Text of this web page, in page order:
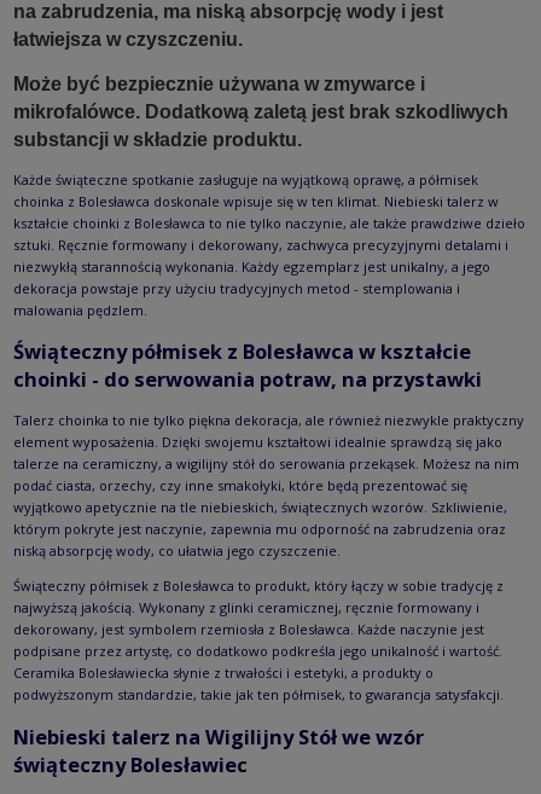
na zabrudzenia, ma niską absorpcję wody i jest
łatwiejsza w czyszczeniu.
Może być bezpiecznie używana w zmywarce i
mikrofalówce. Dodatkową zaletą jest brak szkodliwych
substancji w składzie produktu.
Każde świąteczne spotkanie zasługuje na wyjątkową oprawę, a półmisek
choinka z Bolesławca doskonale wpisuje się w ten klimat. Niebieski talerz w
kształcie choinki z Bolesławca to nie tylko naczynie, ale także prawdziwe dzieło
sztuki. Ręcznie formowany i dekorowany, zachwyca precyzyjnymi detalami i
niezwykłą starannością wykonania. Każdy egzemplarz jest unikalny, a jego
dekoracja powstaje przy użyciu tradycyjnych metod - stemplowania i
malowania pędzlem.
Świąteczny półmisek z Bolesławca w kształcie
choinki - do serwowania potraw, na przystawki
Talerz choinka to nie tylko piękna dekoracja, ale również niezwykle praktyczny
element wyposażenia. Dzięki swojemu kształtowi idealnie sprawdzą się jako
talerze na ceramiczny, a wigilijny stół do serowania przekąsek. Możesz na nim
podać ciasta, orzechy, czy inne smakołyki, które będą prezentować się
wyjątkowo apetycznie na tle niebieskich, świątecznych wzorów. Szkliwienie,
którym pokryte jest naczynie, zapewnia mu odporność na zabrudzenia oraz
niską absorpcję wody, co ułatwia jego czyszczenie.
Świąteczny półmisek z Bolesławca to produkt, który łączy w sobie tradycję z
najwyższą jakością. Wykonany z glinki ceramicznej, ręcznie formowany i
dekorowany, jest symbolem rzemiosła z Bolesławca. Każde naczynie jest
podpisane przez artystę, co dodatkowo podkreśla jego unikalność i wartość.
Ceramika Bolesławiecka słynie z trwałości i estetyki, a produkty o
podwyższonym standardzie, takie jak ten półmisek, to gwarancja satysfakcji.
Niebieski talerz na Wigilijny Stół we wzór
świąteczny Bolesławiec